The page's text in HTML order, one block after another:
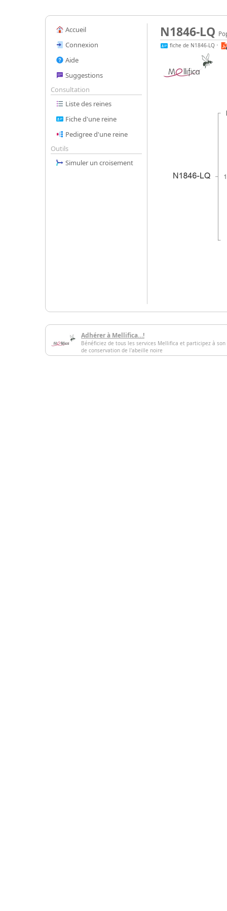
Accueil
Connexion
Aide
Suggestions
Consultation
Liste des reines
Fiche d'une reine
Pedigree d'une reine
Outils
Simuler un croisement
N1846-LQ
fiche de N1846-LQ •
Adhérer à Mellifica…!
Bénéficiez de tous les services Mellifica et participez à
de conservation de l'abeille noire